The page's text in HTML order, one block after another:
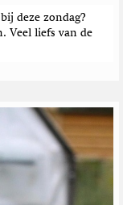
deze zondag?
Veel liefs van de